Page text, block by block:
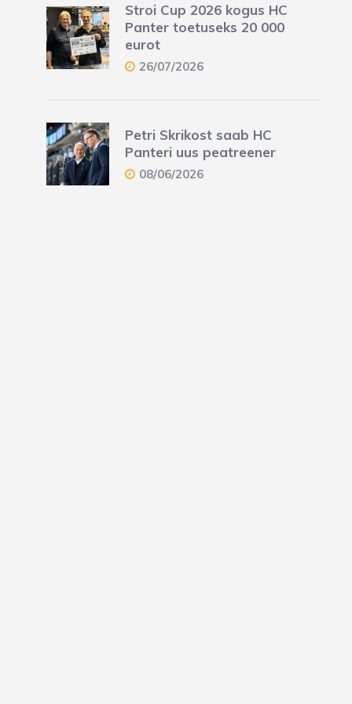
Stroi Cup 2026 kogus HC
Panter toetuseks 20 000
eurot
26/07/2026
Petri Skrikost saab HC
Panteri uus peatreener
08/06/2026